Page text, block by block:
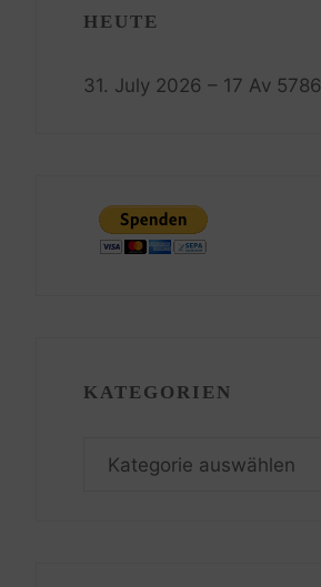
HEUTE
31. July 2026 – 17 Av 5786
KATEGORIEN